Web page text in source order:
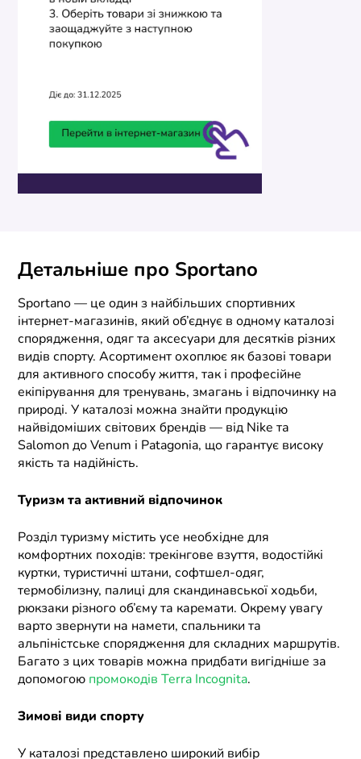
Детальніше про Sportano
Sportano — це один з найбільших спортивних
інтернет-магазинів, який об’єднує в одному каталозі
спорядження, одяг та аксесуари для десятків різних
видів спорту. Асортимент охоплює як базові товари
для активного способу життя, так і професійне
екіпірування для тренувань, змагань і відпочинку на
природі. У каталозі можна знайти продукцію
найвідоміших світових брендів — від Nike та
Salomon до Venum і Patagonia, що гарантує високу
якість та надійність.
Туризм та активний відпочинок
Розділ туризму містить усе необхідне для
комфортних походів: трекінгове взуття, водостійкі
куртки, туристичні штани, софтшел-одяг,
термобілизну, палиці для скандинавської ходьби,
рюкзаки різного об’єму та каремати. Окрему увагу
варто звернути на намети, спальники та
альпіністське спорядження для складних маршрутів.
Багато з цих товарів можна придбати вигідніше за
допомогою промокодів Terra Incognita.
Зимові види спорту
У каталозі представлено широкий вибір